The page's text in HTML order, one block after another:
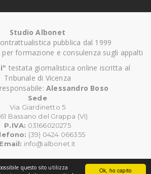
Ok, ho capito
questo sito utilizza
Studio Albonet
pubblica dal 1999
formazione e consulenza sugli appalti
testata giornalistica online iscritta al
Tribunale di Vicenza
Alessandro Boso
Sede
Via Giardinetto 5
Bassano del Grappa (VI)
P.IVA: 03166020275
(39) 0424 066355
Email: info@albonet.it
Tutti i diritti riservati.